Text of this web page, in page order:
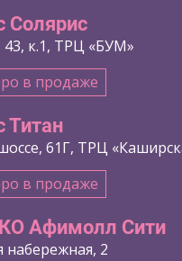
Солярис
43, к.1, ТРЦ «БУМ»
в продаже
Титан
61Г, ТРЦ
в продаже
Афимолл Сити
набережная, 2